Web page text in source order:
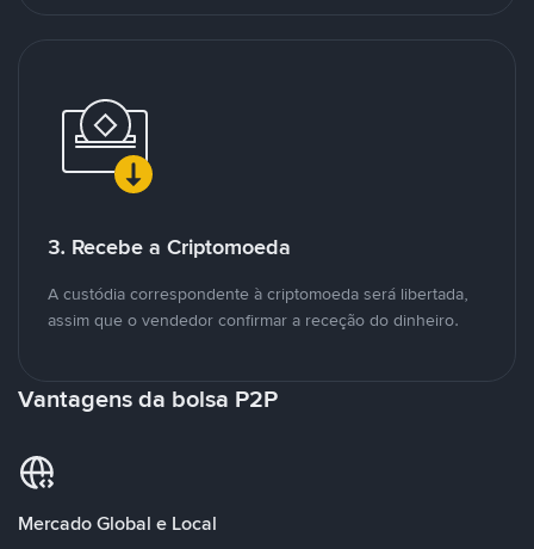
3. Recebe a Criptomoeda
A custódia correspondente à criptomoeda será libertada,
assim que o vendedor confirmar a receção do dinheiro.
Vantagens da bolsa P2P
Mercado Global e Local